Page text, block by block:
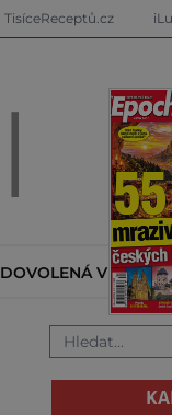
TisíceReceptů.cz
DOVOLENÁ V